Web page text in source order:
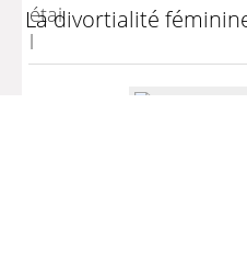
La divortialité